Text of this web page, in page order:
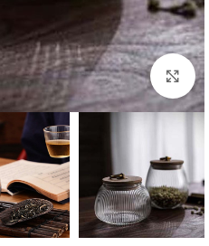
بزرگنمایی تصویر